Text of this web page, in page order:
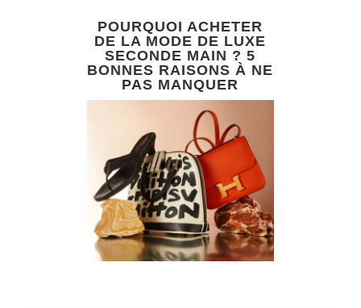
POURQUOI ACHETER
DE LA MODE DE LUXE
SECONDE MAIN ? 5
BONNES RAISONS À NE
PAS MANQUER